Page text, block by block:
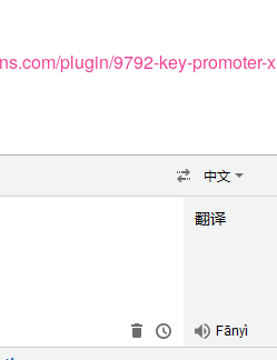
plugin/9792-key-promoter-x